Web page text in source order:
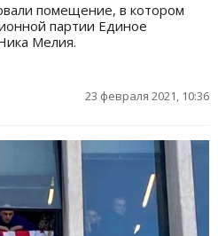
помещение, в котором
партии Единое
Мелия.
23 февраля 2021, 10:36